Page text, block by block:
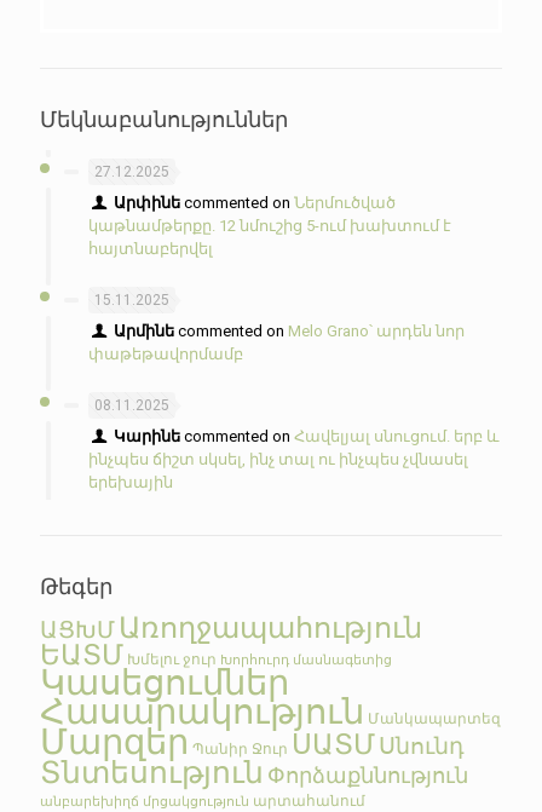
Մեկնաբանություններ
27.12.2025
Արփինե commented onՆերմուծված
կաթնամթերքը. 12 նմուշից 5-ում խախտում է
հայտնաբերվել
15.11.2025
Արմինե commented on Melo Grano՝ արդեն նոր
փաթեթավորմամբ
08.11.2025
Կարինե commented onՀավելյալ սնուցում. երբ և
ինչպես ճիշտ սկսել, ինչ տալ ու ինչպես չվնասել
երեխային
Թեգեր
ԱՑԽՄ Առողջապահություն
ԵԱՏՄ Խմելու ջուր Խորհուրդ մասնագետից
Կասեցումներ
Հասարակություն Մանկապարտեզ
Մարզեր Պանիր Ջուր ՍԱՏՄՍնունդ
Տնտեսություն Փորձաքննություն
անբարեխիղճ մրցակցություն արտահանում